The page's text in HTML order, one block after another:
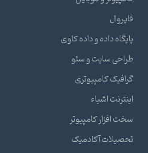
فایروال
پایگاه داده و داده کاوی
طراحی سایت و سئو
گرافیک کامپیوتری
اینترنت اشیاء
سخت افزار کامپیوتر
تحصیلات آکادمیک